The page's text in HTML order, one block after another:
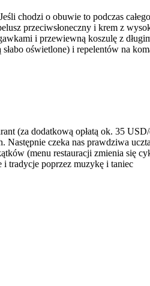
chodzi o obuwie to podczas
przeciwsłoneczny i krem z
i przewiewną koszulę z
oświetlone) i repelentów na
(za dodatkową opłatą ok. 35
czeka nas prawdziwa
(menu restauracji zmienia się
i tradycje poprzez muzykę i taniec